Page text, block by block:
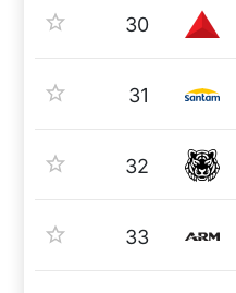
30
31
32
33